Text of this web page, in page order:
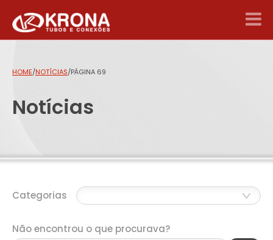
HOME/NOTÍCIAS/PÁGINA 69
Notícias
Categorias
Não encontrou o que procurava?